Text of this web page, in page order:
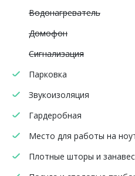
Водонагреватель
Домофон
Сигнализация
Парковка
Звукоизоляция
Гардеробная
Место для работы на
Плотные шторы и